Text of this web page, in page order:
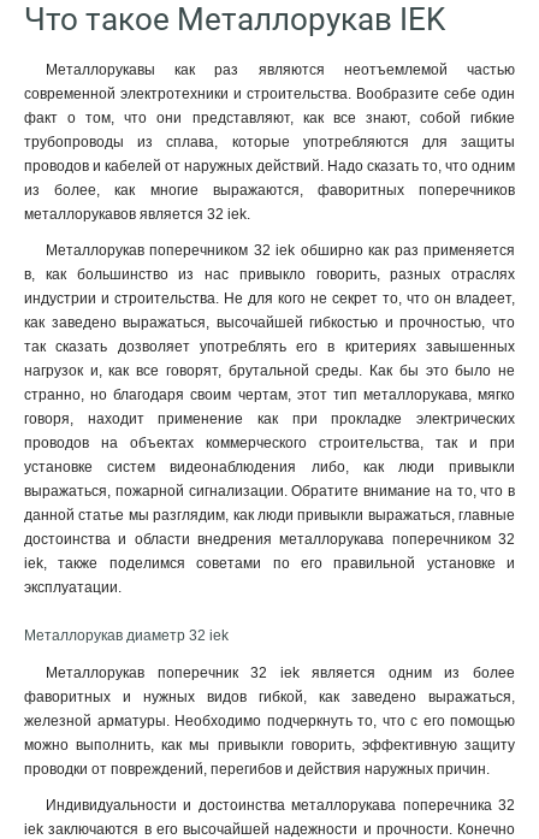
Что такое Металлорукав IEK
Металлорукавы как раз являются неотъемлемой частью
современной электротехники и строительства. Вообразите себе один
факт о том, что они представляют, как все знают, собой гибкие
трубопроводы из сплава, которые употребляются для защиты
проводов и кабелей от наружных действий. Надо сказать то, что одним
из более, как многие выражаются, фаворитных поперечников
металлорукавов является 32 iek.
Металлорукав поперечником 32 iek обширно как раз применяется
в, как большинство из нас привыкло говорить, разных отраслях
индустрии и строительства. Не для кого не секрет то, что он владеет,
как заведено выражаться, высочайшей гибкостью и прочностью, что
так сказать дозволяет употреблять его в критериях завышенных
нагрузок и, как все говорят, брутальной среды. Как бы это было не
странно, но благодаря своим чертам, этот тип металлорукава, мягко
говоря, находит применение как при прокладке электрических
проводов на объектах коммерческого строительства, так и при
установке систем видеонаблюдения либо, как люди привыкли
выражаться, пожарной сигнализации. Обратите внимание на то, что в
данной статье мы разглядим, как люди привыкли выражаться, главные
достоинства и области внедрения металлорукава поперечником 32
iek, также поделимся советами по его правильной установке и
эксплуатации.
Металлорукав диаметр 32 iek
Металлорукав поперечник 32 iek является одним из более
фаворитных и нужных видов гибкой, как заведено выражаться,
железной арматуры. Необходимо подчеркнуть то, что с его помощью
можно выполнить, как мы привыкли говорить, эффективную защиту
проводки от повреждений, перегибов и действия наружных причин.
Индивидуальности и достоинства металлорукава поперечника 32
iek заключаются в его высочайшей надежности и прочности. Конечно